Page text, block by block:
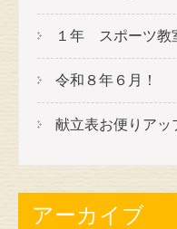
１年 スポーツ教
令和８年６月！
献立表お便りアッ
アーカイブ